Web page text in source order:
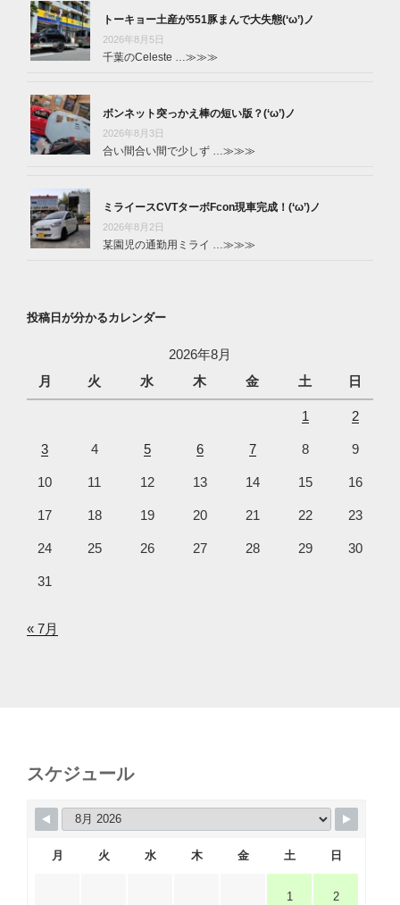
トーキョー土産が551豚まんで大失態(‘ω’)ノ
2026年8月5日
千葉のCeleste …≫≫≫
ボンネット突っかえ棒の短い版？(‘ω’)ノ
2026年8月3日
合い間合い間で少しず …≫≫≫
ミライースCVTターボFcon現車完成！(‘ω’)ノ
2026年8月2日
某園児の通勤用ミライ …≫≫≫
投稿日が分かるカレンダー
2026年8月
月
火 水 木 金 土 日
1 2
3 4 5 6 7 8 9
10 11 12 13 14 15 16
17 18 19 20 21 22 23
24 25 26 27 28 29 30
31
« 7月
スケジュール
月 火 水 木 金 土 日
1 2